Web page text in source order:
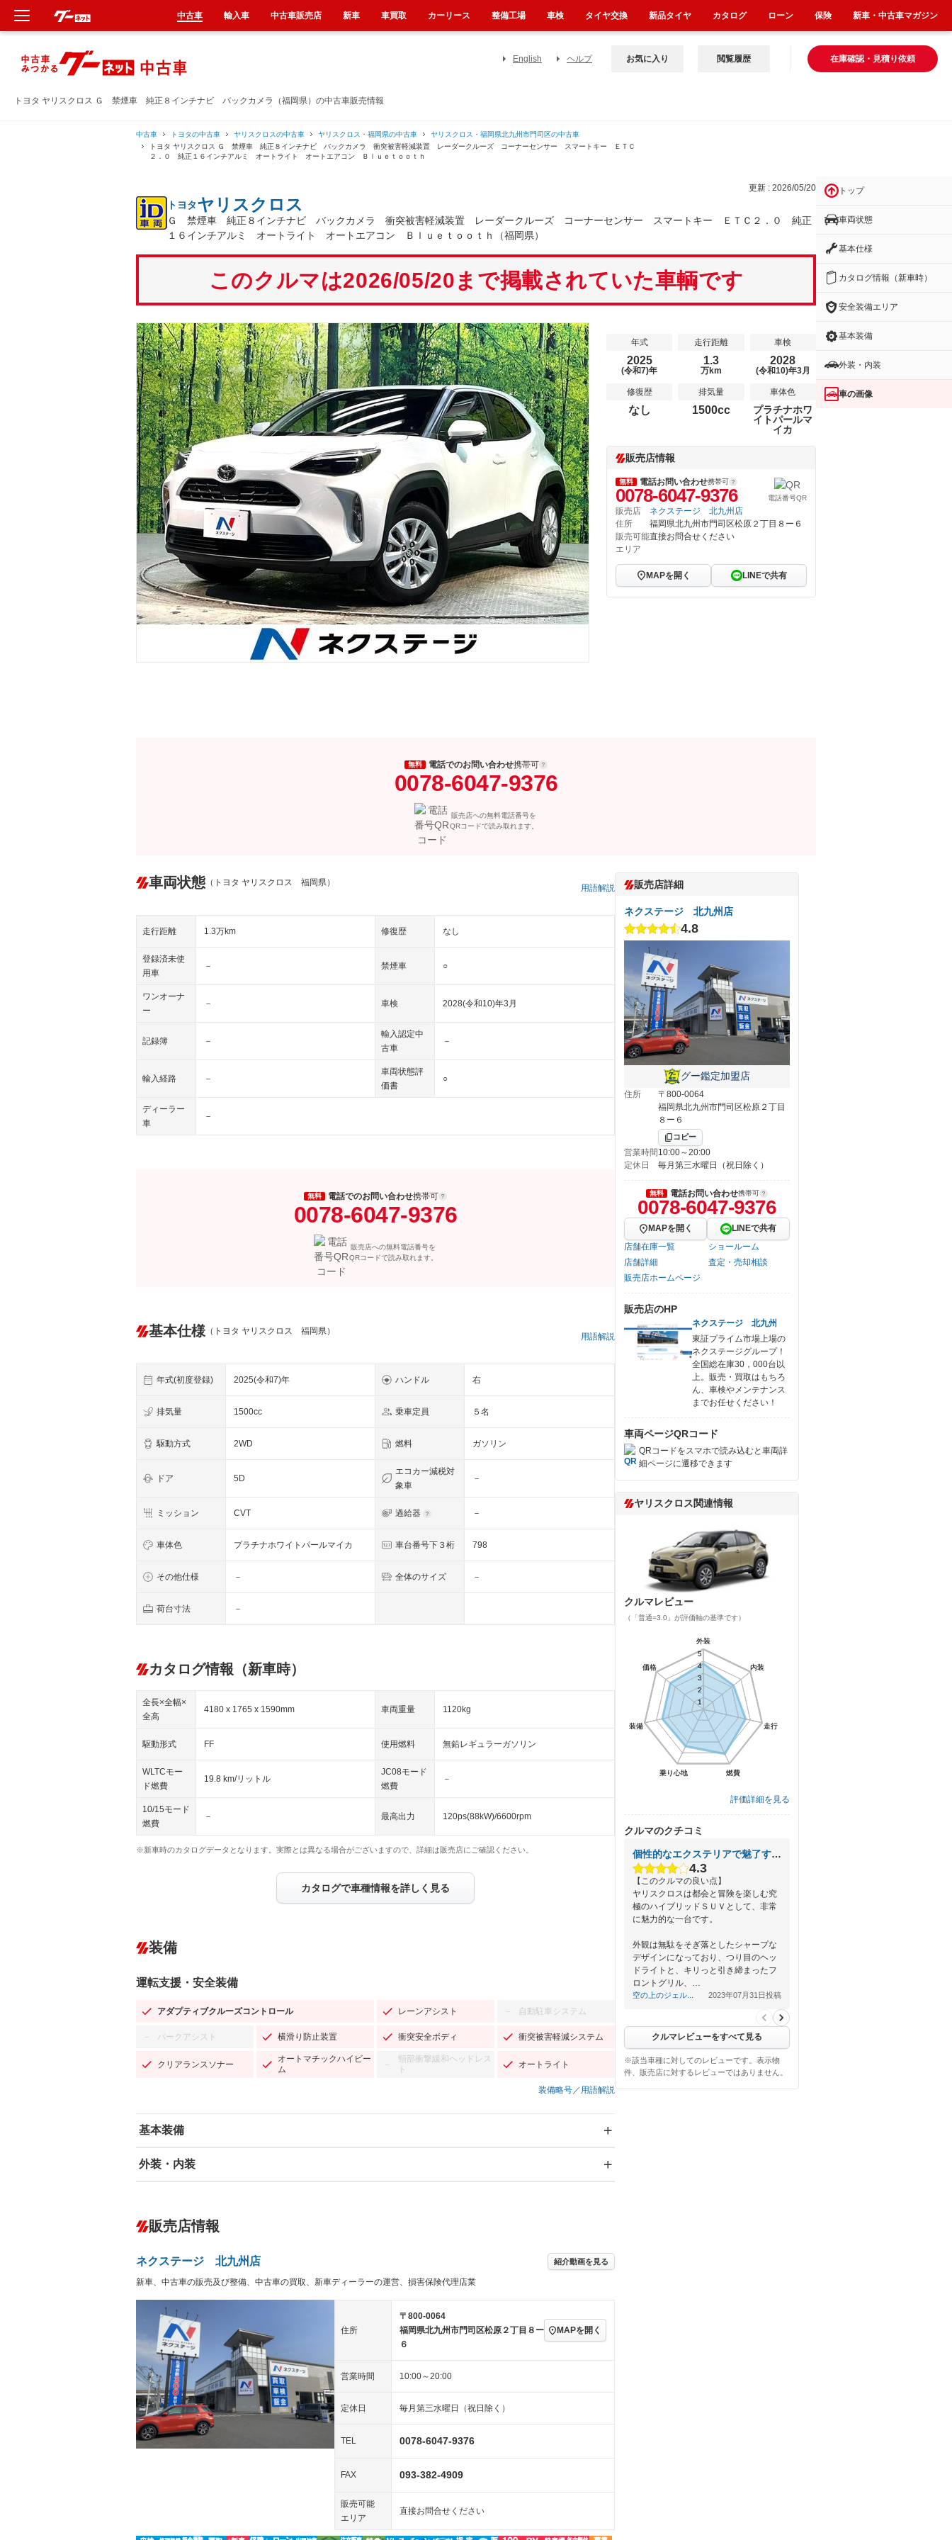
トヨタ ヤリスクロス Ｇ 禁煙車 純正８インチナビ バックカメラ（福岡県）の中古車販売情報
English ヘルプ 在庫確認・見積り依頼
お気に入り 閲覧履歴
中古車 トヨタの中古車 ヤリスクロスの中古車 ヤリスクロス・福岡県の中古車
ヤリスクロス・福岡県北九州市門司区の中古車
トヨタ ヤリスクロス Ｇ 禁煙車 純正８インチナビ バックカメラ 衝突被害軽減装置 レーダークルーズ コーナーセンサー スマートキー ＥＴＣ
２．０ 純正１６インチアルミ オートライト オートエアコン Ｂｌｕｅｔｏｏｔｈ
更新 : 2026/05/20
トヨタヤリスクロス
Ｇ 禁煙車 純正８インチナビ バックカメラ 衝突被害軽減装置 レーダークルーズ コーナーセンサー スマートキー ＥＴＣ２．０ 純正
１６インチアルミ オートライト オートエアコン Ｂｌｕｅｔｏｏｔｈ（福岡県）
このクルマは2026/05/20まで掲載されていた車輌です
年式
2025
(令和7)年
走行距離
1.3
万km
車検
2028
(令和10)年3月
修復歴
なし
排気量
1500cc
車体色
プラチナホワ
イトパールマ
イカ
販売店情報
無料 電話お問い合わせ携帯可
0078-6047-9376 電話番号QR
販売店
ネクステージ 北九州店
住所
福岡県北九州市門司区松原２丁目８ー６
販売可能
エリア
直接お問合せください
MAPを開く LINEで共有
無料 電話でのお問い合わせ携帯可
0078-6047-9376
販売店への無料電話番号を
QRコードで読み取れます。
車両状態 （トヨタ ヤリスクロス 福岡県）
用語解説
走行距離 1.3万km 修復歴 なし
登録済未使
用車
－ 禁煙車 ○
ワンオーナ
ー
－ 車検 2028(令和10)年3月
記録簿 －
輸入認定中
古車
－
輸入経路 －
車両状態評
価書
○
ディーラー
車
－
無料 電話でのお問い合わせ携帯可
0078-6047-9376
販売店への無料電話番号を
QRコードで読み取れます。
基本仕様 （トヨタ ヤリスクロス 福岡県）
用語解説
年式(初度登録) 2025(令和7)年 ハンドル 右
排気量 1500cc 乗車定員 ５名
駆動方式 2WD 燃料 ガソリン
ドア 5D
エコカー減税対
象車
－
ミッション CVT 過給器 －
車体色 プラチナホワイトパールマイカ 車台番号下３桁 798
その他仕様 － 全体のサイズ －
荷台寸法 －
カタログ情報（新車時）
全長×全幅×
全高
4180 x 1765 x 1590mm 車両重量 1120kg
駆動形式 FF 使用燃料 無鉛レギュラーガソリン
WLTCモー
ド燃費
19.8 km/リットル
JC08モード
燃費
－
10/15モード
燃費
－ 最高出力 120ps(88kW)/6600rpm
※新車時のカタログデータとなります。実際とは異なる場合がございますので、詳細は販売店にご確認ください。
カタログで車種情報を詳しく見る
装備
運転支援・安全装備
アダプティブクルーズコントロール レーンアシスト － 自動駐車システム
－ パークアシスト 横滑り防止装置 衝突安全ボディ 衝突被害軽減システム
クリアランスソナー
オートマチックハイビー
ム
－
頸部衝撃緩和ヘッドレス
ト
オートライト
装備略号／用語解説
基本装備
エアバッグ：運転席/助手席/サイド
－ ダウンヒルアシストコントロール
Bluetooth接続 センターデフロック
装備略号／用語解説
外装・内装
－ オーディオ
－
ヘッドライトウォッシャ
ー
キーレス
－ LEDヘッドランプ － HID(キセノンライト) － ポータブルナビ
ETC2.0 スマートキー
－ ランフラットタイヤ － 3列シート ベンチシート
フルフラットシート － チップアップシート
－ シートヒーター － ウォークスルー
－ フロントカメラ － シートエアコン 全周囲カメラ －
－ ルーフレール エアサスペンション
販売店情報
ネクステージ 北九州店 紹介動画を見る
新車、中古車の販売及び整備、中古車の買取、新車ディーラーの運営、損害保険代理店業
住所
〒800-0064
福岡県北九州市門司区松原２丁目８ー
６
MAPを開く
営業時間 10:00～20:00
定休日 毎月第三水曜日（祝日除く）
TEL 0078-6047-9376
FAX 093-382-4909
販売可能
エリア
直接お問合せください
販売店詳細
ネクステージ 北九州店
4.8
グー鑑定加盟店
住所
〒800-0064
福岡県北九州市門司区松原２丁目
８ー６
コピー
営業時間10:00～20:00
定休日
毎月第三水曜日（祝日除く）
無料 電話お問い合わせ携帯可
0078-6047-9376
MAPを開く
LINEで共有
店舗在庫一覧
ショールーム
店舗詳細
査定・売却相談
販売店ホームページ
販売店のHP
ネクステージ 北九州
東証プライム市場上場の
ネクステージグループ！
全国総在庫30，000台以
上。販売・買取はもちろ
ん、車検やメンテナンス
までお任せください！
車両ページQRコード
QRコードをスマホで読み込むと車両詳
細ページに遷移できます
ヤリスクロス関連情報
クルマレビュー
（「普通=3.0」が評価軸の基準です）
外装
内装
走行
燃費
乗り心地
装備
価格
1
2
3
4
5
外装
内装
走行
燃費
乗り心地
装備
価格
1
2
3
4
5
評価詳細を見る
クルマのクチコミ
個性的なエクステリアで魅了するハイブリッドＳＵＶ
4.3
【このクルマの良い点】
ヤリスクロスは都会と冒険を楽しむ究
極のハイブリッドＳＵＶとして、非常
に魅力的な一台です。
外観は無駄をそぎ落としたシャープな
デザインになっており、つり目のヘッ
ドライトと、キリっと引き締まったフ
ロントグリル、…
空の上のジェル... 2023年07月31日投稿
クルマレビューをすべて見る
※該当車種に対してのレビューです。表示物
件、販売店に対するレビューではありません。
トップ
車両状態
基本仕様
カタログ情報（新車時）
安全装備エリア
基本装備
外装・内装
車の画像
中古車 輸入車 中古車販売店 新車 車買取 カーリース 整備工場 車検 タイヤ交換 新品タイヤ カタログ ローン 保険 新車・中古車マガジン
新車
中古車